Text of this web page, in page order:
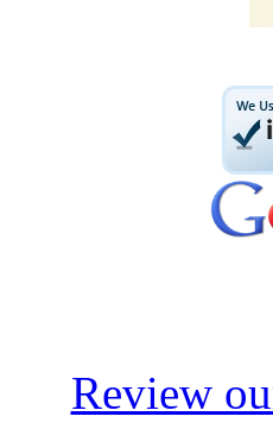
Review